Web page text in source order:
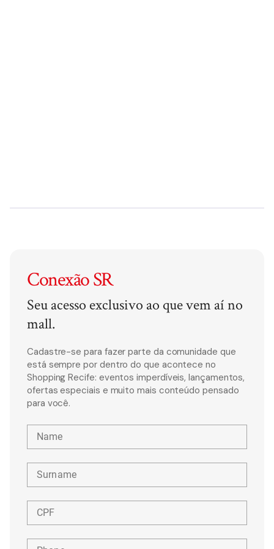
Conexão SR
Seu acesso exclusivo ao que vem aí no
mall.
Cadastre-se para fazer parte da comunidade que
está sempre por dentro do que acontece no
Shopping Recife: eventos imperdíveis, lançamentos,
ofertas especiais e muito mais conteúdo pensado
para você.
Name
Surname
CPF